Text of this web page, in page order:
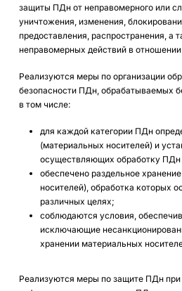
защиты ПДн от неправомерного или
уничтожения, изменения,
предоставления, распространения, а
неправомерных действий в
Реализуются меры по организации
безопасности ПДн, обрабатываемых
в том числе:
для каждой категории ПДн
(материальных носителей) и
осуществляющих обработку
обеспечено раздельное
носителей), обработка которых
различных целях;
соблюдаются условия,
исключающие
хранении материальных
Реализуются меры по защите ПДн при